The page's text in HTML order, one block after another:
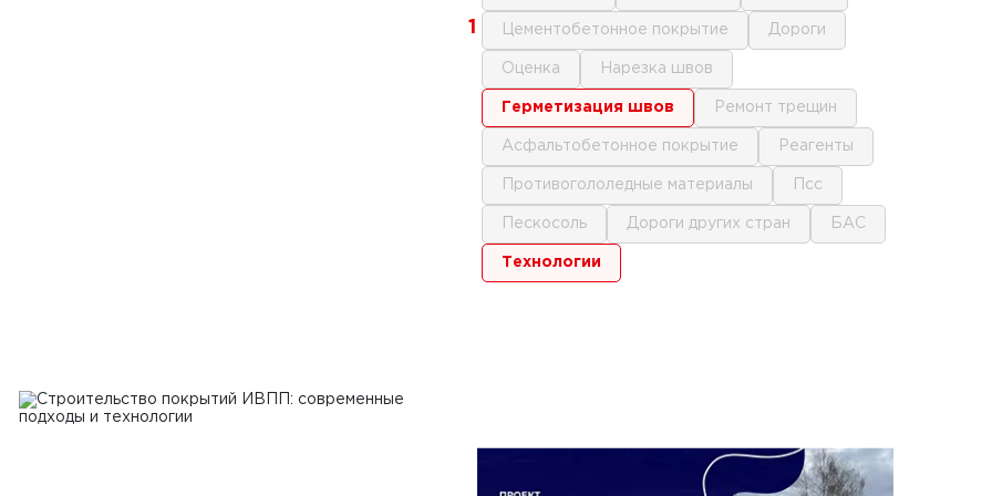
1 цементобетонное покрытие дороги
оценка нарезка швов
герметизация швов ремонт трещин
асфальтобетонное покрытие реагенты
противогололедные материалы псс
пескосоль дороги других стран БАС
технологии